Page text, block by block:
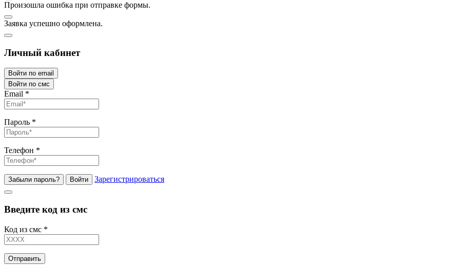
Произошла ошибка при отправке формы.
Заявка успешно оформлена.
Личный кабинет
Войти по email
Войти по смс
Email *
Пароль *
Телефон *
Забыли пароль? Войти Зарегистрироваться
Введите код из смс
Код из смс *
Отправить